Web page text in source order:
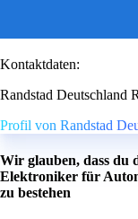
Kontaktdaten:
Randstad Deutschland
Profil von Randstad
Wir glauben, dass du
Elektroniker für
zu bestehen